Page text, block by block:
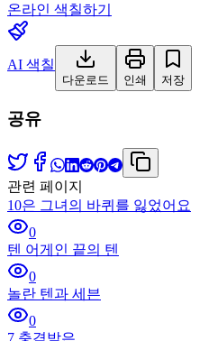
온라인 색칠하기
AI 색칠
다운로드 인쇄 저장
공유
관련 페이지
10은 그녀의 바퀴를 잃었어요
0
텐 어게인 끝의 텐
0
놀란 텐과 세븐
0
7 충격받은